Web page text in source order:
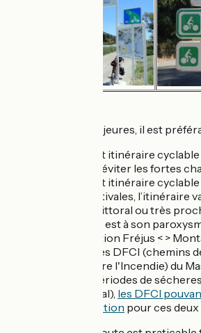
Pour 3 raisons majeures, il est
pratiquer cet itinéraire
saison pour éviter les fortes
pratiquer cet itinéraire
vacances estivales, l’itinéraire
des axes du littoral ou très
touristique y est à son
éviter la section Fréjus < >
emprunte des DFCI (chemins
Forêts Contre l'Incendie) du
durant les périodes de
vents (mistral), les DFCI
toute circulation pour ces